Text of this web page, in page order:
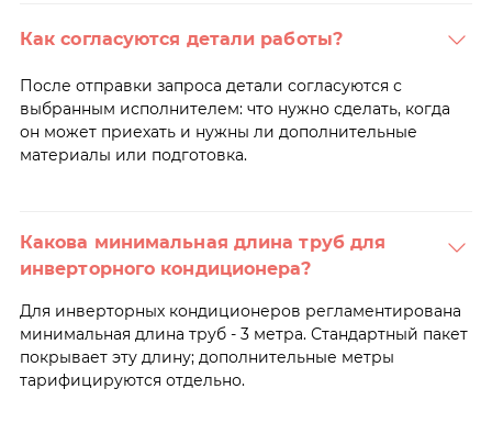
Как согласуются детали работы?
После отправки запроса детали согласуются с
выбранным исполнителем: что нужно сделать, когда
он может приехать и нужны ли дополнительные
материалы или подготовка.
Какова минимальная длина труб для
инверторного кондиционера?
Для инверторных кондиционеров регламентирована
минимальная длина труб - 3 метра. Стандартный пакет
покрывает эту длину; дополнительные метры
тарифицируются отдельно.